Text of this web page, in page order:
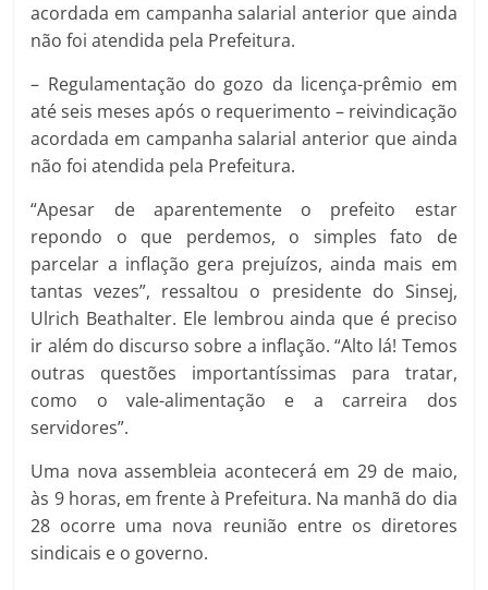
acordada em campanha salarial anterior que ainda
não foi atendida pela Prefeitura.
– Regulamentação do gozo da licença-prêmio em
até seis meses após o requerimento – reivindicação
acordada em campanha salarial anterior que ainda
não foi atendida pela Prefeitura.
“Apesar de aparentemente o prefeito estar
repondo o que perdemos, o simples fato de
parcelar a inflação gera prejuízos, ainda mais em
tantas vezes”, ressaltou o presidente do Sinsej,
Ulrich Beathalter. Ele lembrou ainda que é preciso
ir além do discurso sobre a inflação. “Alto lá! Temos
outras questões importantíssimas para tratar,
como o vale-alimentação e a carreira dos
servidores”.
Uma nova assembleia acontecerá em 29 de maio,
às 9 horas, em frente à Prefeitura. Na manhã do dia
28 ocorre uma nova reunião entre os diretores
sindicais e o governo.